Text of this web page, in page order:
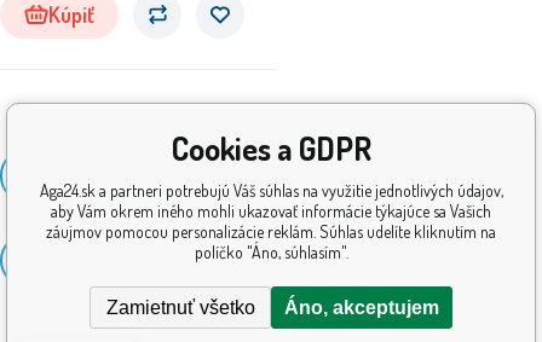
Kúpiť
viac
Prečítajte
Cookies a GDPR
Aga24.sk a partneri potrebujú Váš súhlas na využitie jednotlivých údajov,
aby Vám okrem iného mohli ukazovať informácie týkajúce sa Vašich
záujmov pomocou personalizácie reklám. Súhlas udelíte kliknutím na
políčko "Áno, súhlasím".
Zamietnuť všetko Áno, akceptujem